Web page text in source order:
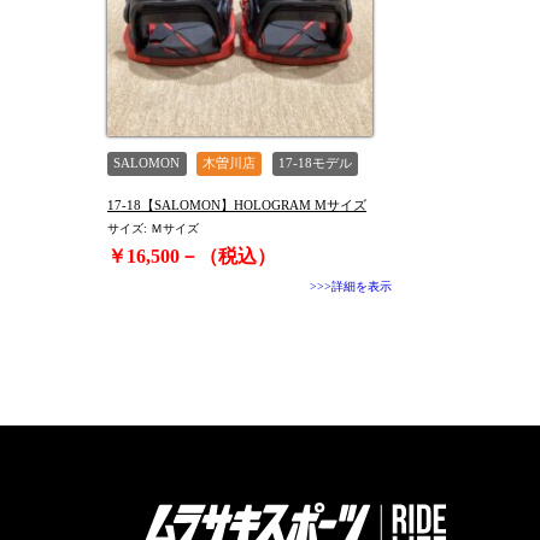
TYPE
SALOMON 木曽川店 17-18モデル
17-18【SALOMON】HOLOGRAM Mサイズ
サイズ: Ｍサイズ
￥16,500－（税込）
>>>詳細を表示